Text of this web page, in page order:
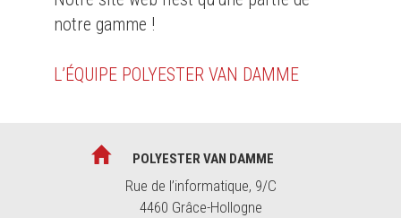
notre gamme !
L’ÉQUIPE POLYESTER VAN DAMME
POLYESTER VAN DAMME
Rue de l’informatique, 9/C
4460 Grâce-Hollogne